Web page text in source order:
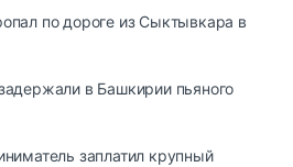
по дороге из Сыктывкара в
в Башкирии пьяного
заплатил крупный